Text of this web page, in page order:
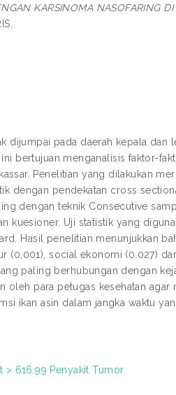
KARSINOMA NASOFARING
dijumpai pada daerah kepala dan
bertujuan menganalisis faktor-
Penelitian yang dilakukan
dengan pendekatan cross
dengan teknik Consecutive
kuesioner. Uji statistik yang
Hasil penelitian menunjukkan
(0,001), social ekonomi (0.027)
paling berhubungan dengan
oleh para petugas kesehatan agar
ikan asin dalam jangka waktu
> 616.99 Penyakit Tumor